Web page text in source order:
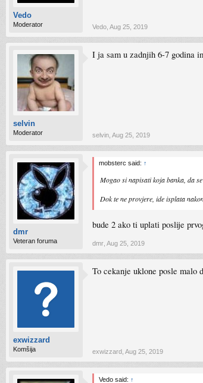
Vedo
Moderator Vedo Aug 25, 2019
selvin
Moderator
I ja sam u zadnjih 6-7 godina
selvin Aug 25, 2019
dmr
Veteran foruma
mobsterc said: ↑
Mogao si napisati koja banka, da
Dok te ne provjere, ide isplata
bude 2 ako ti uplati poslije
dmr Aug 25, 2019
exwizzard
Komšija
To cekanje uklone posle malo
exwizzard Aug 25, 2019
Vedo said: ↑